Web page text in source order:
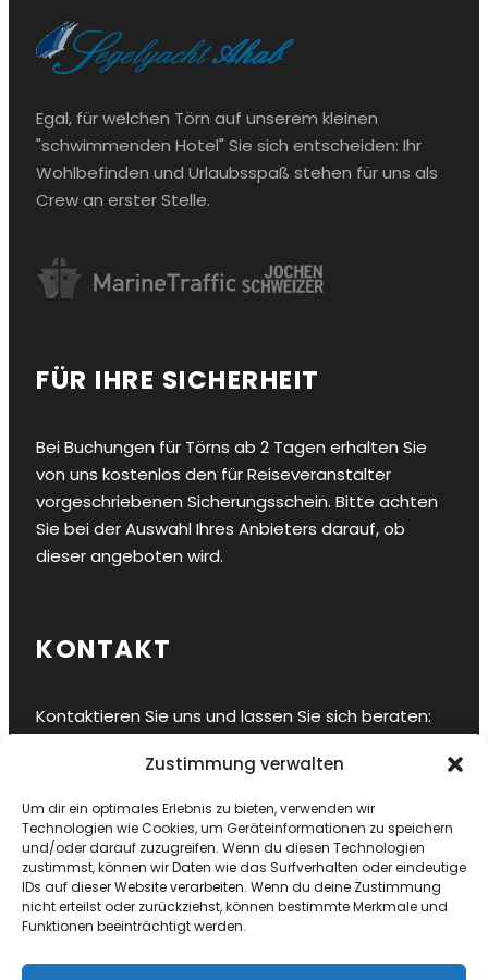
Zustimmung verwalten
Um dir ein optimales Erlebnis zu bieten, verwenden wir
Technologien wie Cookies, um Geräteinformationen zu speichern
und/oder darauf zuzugreifen. Wenn du diesen Technologien
zustimmst, können wir Daten wie das Surfverhalten oder eindeutige
IDs auf dieser Website verarbeiten. Wenn du deine Zustimmung
nicht erteilst oder zurückziehst, können bestimmte Merkmale und
Funktionen beeinträchtigt werden.
Egal, für welchen Törn auf unserem kleinen
"schwimmenden Hotel" Sie sich entscheiden: Ihr
Wohlbefinden und Urlaubsspaß stehen für uns als
Crew an erster Stelle.
FÜR IHRE SICHERHEIT
Bei Buchungen für Törns ab 2 Tagen erhalten Sie
von uns kostenlos den für Reiseveranstalter
vorgeschriebenen Sicherungsschein. Bitte achten
Sie bei der Auswahl Ihres Anbieters darauf, ob
dieser angeboten wird.
KONTAKT
Kontaktieren Sie uns und lassen Sie sich beraten:
Hansestadt Stralsund
Bordtelefon+49 178 8458909